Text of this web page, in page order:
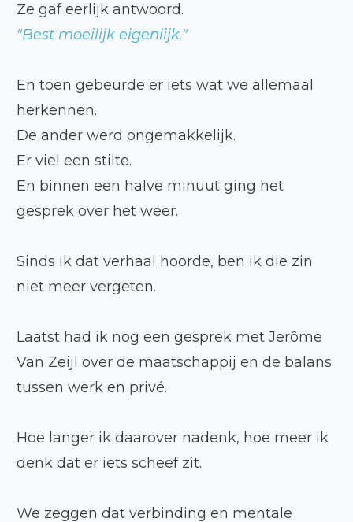
Ze gaf eerlijk antwoord.
"Best moeilijk eigenlijk."
En toen gebeurde er iets wat we allemaal
herkennen.
De ander werd ongemakkelijk.
Er viel een stilte.
En binnen een halve minuut ging het
gesprek over het weer.
Sinds ik dat verhaal hoorde, ben ik die zin
niet meer vergeten.
Laatst had ik nog een gesprek met Jerôme
Van Zeijl over de maatschappij en de balans
tussen werk en privé.
Hoe langer ik daarover nadenk, hoe meer ik
denk dat er iets scheef zit.
We zeggen dat verbinding en mentale